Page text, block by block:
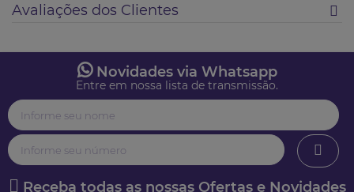
Avaliações dos Clientes
Novidades via Whatsapp
Entre em nossa lista de transmissão.
Receba todas as nossas Ofertas e Novidades